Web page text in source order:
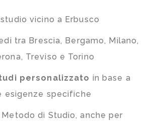
vicino a Erbusco
tra Brescia, Bergamo, Milano,
Treviso e Torino
personalizzato in base a
specifiche
di Studio, anche per